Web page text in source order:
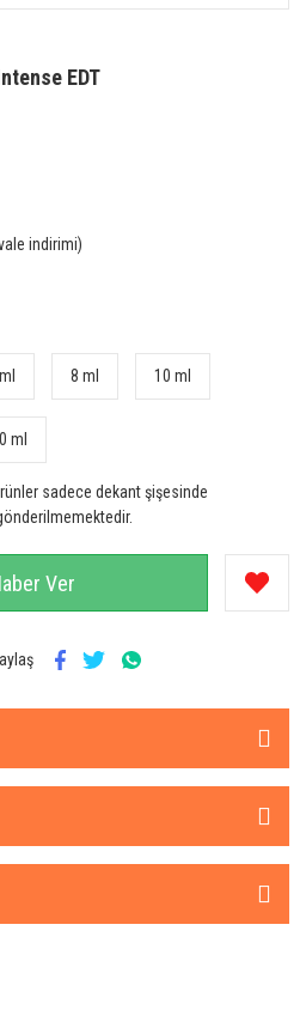
EDT
indirimi)
8 ml 10 ml
ml
sadece dekant şişesinde
Ver